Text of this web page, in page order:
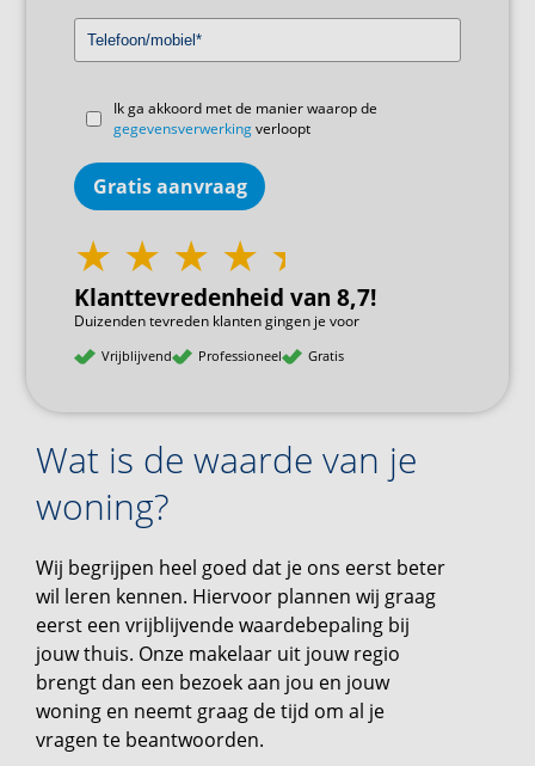
Ik ga akkoord met de manier waarop de
gegevensverwerkingverloopt
Gratis aanvraag
Klanttevredenheid van 8,7!
Duizenden tevreden klanten gingen je voor
Vrijblijvend
Professioneel Gratis
Wat is de waarde van je
woning?
Wij begrijpen heel goed dat je ons eerst beter
wil leren kennen. Hiervoor plannen wij graag
eerst een vrijblijvende waardebepaling bij
jouw thuis. Onze makelaar uit jouw regio
brengt dan een bezoek aan jou en jouw
woning en neemt graag de tijd om al je
vragen te beantwoorden.